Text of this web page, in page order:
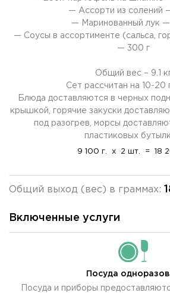
— Ассорти из солений
— Маринованный лук
— Соусы в ассортименте (сальса,
— 300 г
Общий вес – 9.1
Сет рассчитан на 10-20
Блюда доставляются в черных
крышкой, горячие закуски
под разогрев, морсы
пластиковых
9 100 г. x 2 шт. = 18
Общий выход (вес) в граммах:
Включенные услуги
Посуда
Посуда и приборы